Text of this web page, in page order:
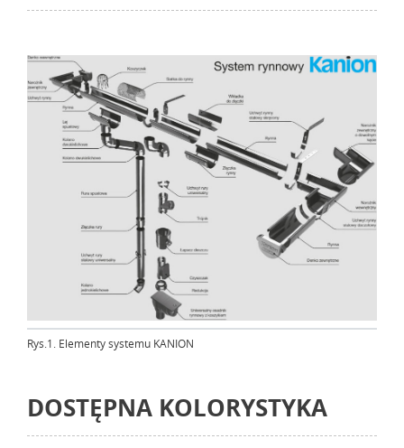
Rys.1. Elementy systemu KANION
DOSTĘPNA KOLORYSTYKA